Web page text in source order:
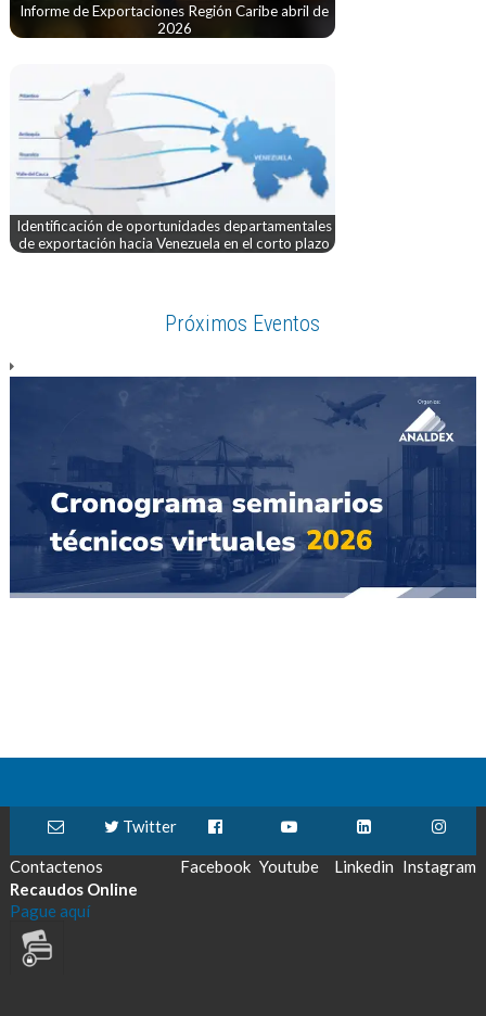
Informe de Exportaciones Región Caribe abril de
2026
Identificación de oportunidades departamentales
de exportación hacia Venezuela en el corto plazo
Próximos Eventos
Contactenos
Twitter
Facebook Youtube Linkedin Instagram
Recaudos Online
Pague aquí